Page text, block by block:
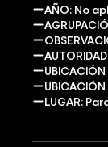
AÑO: No
UBICACIÓN
LUGAR: